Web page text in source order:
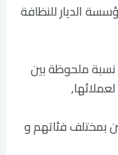
الديار للنظافة
ملحوظة بين
بمختلف فئاتهم و